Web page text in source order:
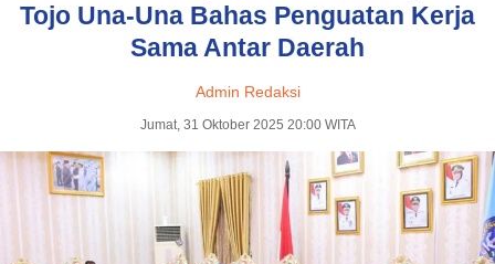
Tojo Una-Una Bahas Penguatan Kerja
Sama Antar Daerah
Admin Redaksi
Jumat, 31 Oktober 2025 20:00 WITA